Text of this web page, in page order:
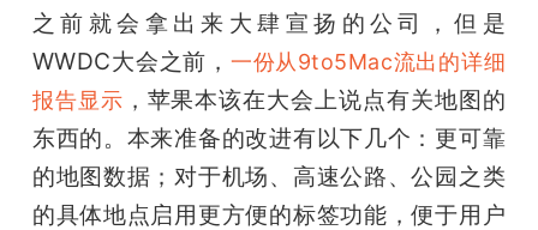
题
爱
搞
之前就会拿出来大肆宣扬的公司，但是
WWDC大会之前， 一份从9to5Mac流出的详细
报告显示 ，苹果本该在大会上说点有关地图的
东西的。本来准备的改进有以下几个：更可靠
的地图数据；对于机场、高速公路、公园之类
的具体地点启用更方便的标签功能，便于用户